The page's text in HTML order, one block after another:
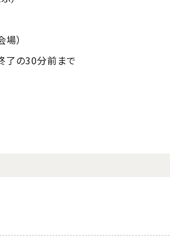
）
了の30分前まで